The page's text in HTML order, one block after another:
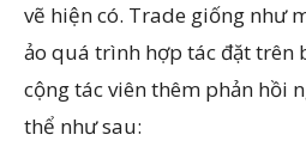
vẽ hiện có. Trade giống như
ảo quá trình hợp tác đặt trên
cộng tác viên thêm phản hồi
thể như sau: